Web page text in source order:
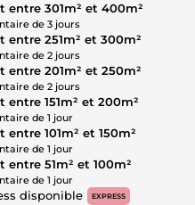
entre 301m² et 400m²
de 3 jours
entre 251m² et 300m²
de 2 jours
entre 201m² et 250m²
de 2 jours
entre 151m² et 200m²
de 1 jour
entre 101m² et 150m²
de 1 jour
entre 51m² et 100m²
de 1 jour
disponible EXPRESS